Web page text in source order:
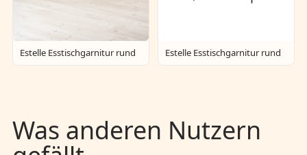
Estelle Esstischgarnitur rund Estelle Esstischgarnitur rund
Was anderen Nutzern